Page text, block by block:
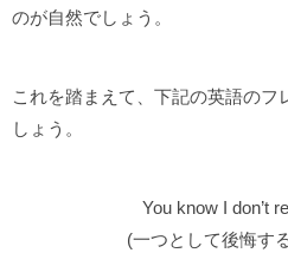
のが自然でしょう。
これを踏まえて、下記の英語のフ
しょう。
You know I don’t
(一つとして後悔す